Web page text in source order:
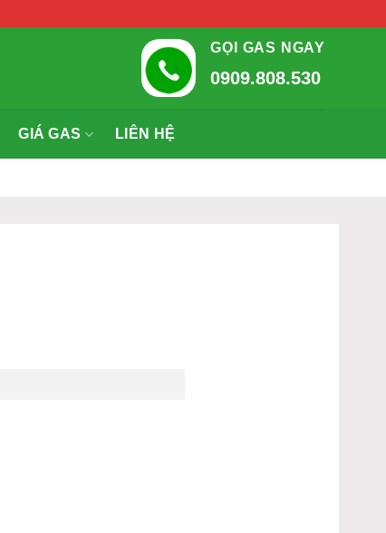
GỌI GAS NGAY
0909.808.530
GIÁ GAS LIÊN HỆ